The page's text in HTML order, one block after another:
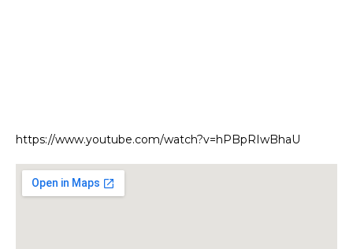
https://www.youtube.com/watch?v=hPBpRIwBhaU